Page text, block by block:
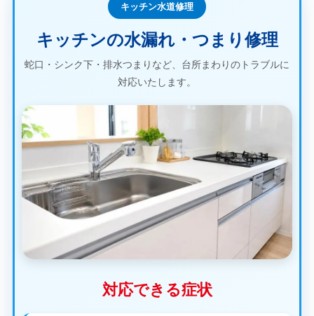
キッチン水道修理
キッチンの水漏れ・つまり修理
蛇口・シンク下・排水つまりなど、台所まわりのトラブルに
対応いたします。
対応できる症状